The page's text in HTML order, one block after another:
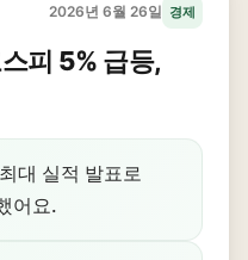
2026년 6월 26일 경제
피 5% 급등,
대 실적 발표로
어요.